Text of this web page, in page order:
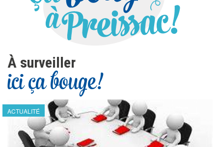
À surveiller
ici ça bouge!
ACTUALITÉ